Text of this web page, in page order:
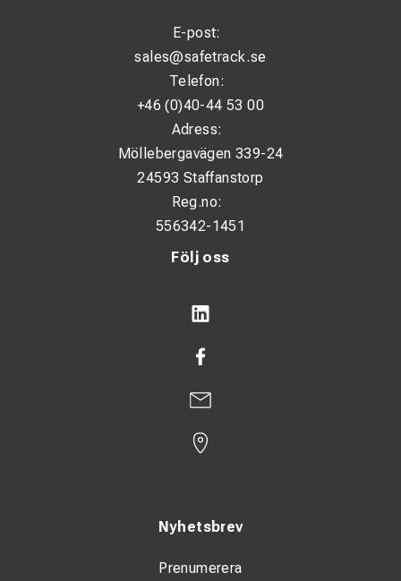
Följ oss
Nyhetsbrev
Prenumerera
E-post:
sales@safetrack.se
Telefon:
+46 (0)40-44 53 00
Adress:
Möllebergavägen 339-24
24593 Staffanstorp
Reg.no:
556342-1451